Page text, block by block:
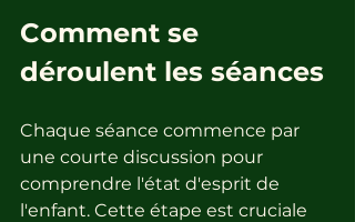
Comment se
déroulent les séances
Chaque séance commence par
une courte discussion pour
comprendre l'état d'esprit de
l'enfant. Cette étape est cruciale